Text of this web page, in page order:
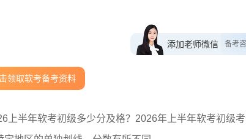
添加老师微信 备考
领取软考备考资料
上半年软考初级多少分及格？2026年上半年软考初级